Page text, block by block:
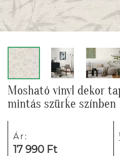
Mosható vinyl dekor
mintás szürke színben
Ár:
17 990 Ft